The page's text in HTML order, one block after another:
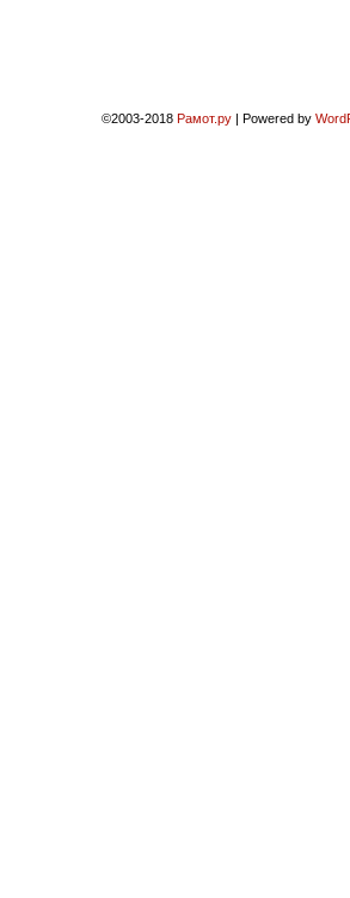
©2003-2018 Рамот.ру | Powered by